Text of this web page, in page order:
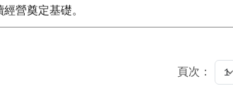
營奠定基礎。
頁次：